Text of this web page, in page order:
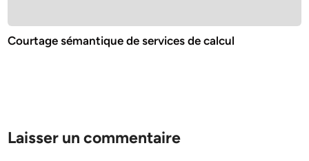
Courtage sémantique de services de calcul
Laisser un commentaire